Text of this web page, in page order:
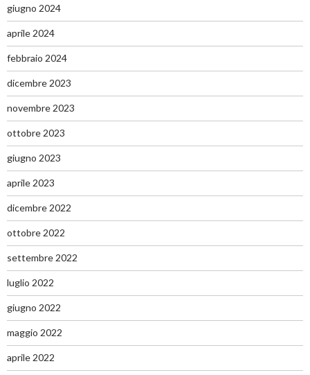
giugno 2024
aprile 2024
febbraio 2024
dicembre 2023
novembre 2023
ottobre 2023
giugno 2023
aprile 2023
dicembre 2022
ottobre 2022
settembre 2022
luglio 2022
giugno 2022
maggio 2022
aprile 2022